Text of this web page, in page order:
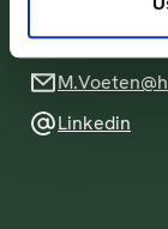
Lector
Linkedin
Linkedin